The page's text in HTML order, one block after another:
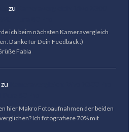
zu
ich beim nächsten Kameravergleich
Danke für Dein Feedback :)
Fabia
zu
hier Makro Fotoaufnahmen der beiden
Ich fotografiere 70% mit